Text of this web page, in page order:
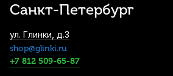
Санкт-Петербург
ул. Глинки, д.3
shop@glinki.ru
+7 812 509-65-87